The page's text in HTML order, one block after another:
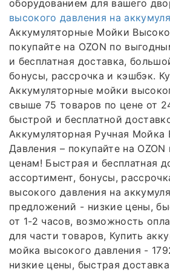
оборудованием для вашего
высокого давления на
Аккумуляторные Мойки
покупайте на OZON по
и бесплатная доставка,
бонусы, рассрочка и кэшбэк.
Аккумуляторные мойки
свыше 75 товаров по цене от
быстрой и бесплатной
Аккумуляторная Ручная Мойка
Давления – покупайте на
ценам! Быстрая и бесплатная
ассортимент, бонусы,
высокого давления на
предложений - низкие цены,
от 1-2 часов, возможность
для части товаров, Купить
мойка высокого давления -
низкие цены, быстрая